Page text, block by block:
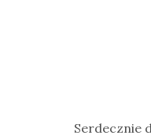
Serdecznie